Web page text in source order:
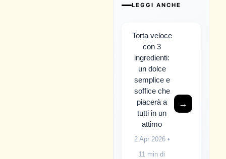
LEGGI ANCHE
Torta veloce
con 3
ingredienti:
un dolce
semplice e
soffice che
piacerà a
tutti in un
attimo
2 Apr 2026•
11 min di
→